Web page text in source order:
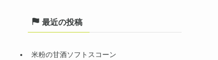
最近の投稿
米粉の甘酒ソフトスコーン